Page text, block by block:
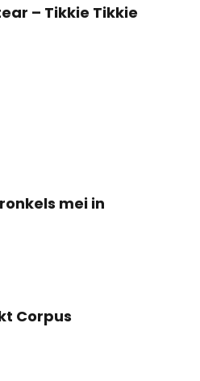
– Tikkie Tikkie
mei in
Corpus